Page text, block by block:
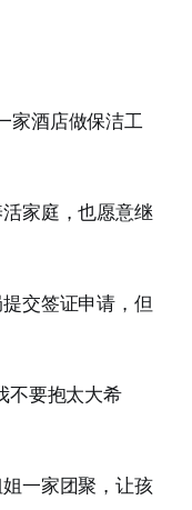
家酒店做保洁工
家庭，也愿意继
交签证申请，但
不要抱太大希
一家团聚，让孩